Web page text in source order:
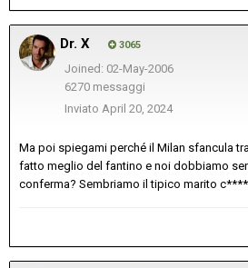
Dr. X 3065
Joined: 02-May-2006
6270 messaggi
Inviato April 20, 2024
Ma poi spiegami perché il Milan sfancula
fatto meglio del fantino e noi dobbiamo
conferma? Sembriamo il tipico marito